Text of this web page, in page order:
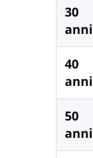
30
anni
40
anni
50
anni